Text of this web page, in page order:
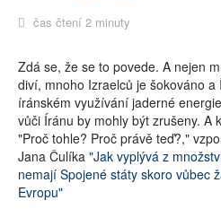
čas čtení 2 minuty
Zdá se, že se to povede. A nejen
diví, mnoho Izraelců je šokováno a
íránském využívání jaderné
vůči Íránu by mohly být zrušeny. A
"Proč tohle? Proč právě teď?,"
Jana Čulíka "Jak vyplývá z
nemají Spojené státy skoro vůbec
Evropu"